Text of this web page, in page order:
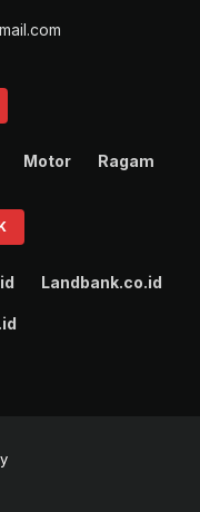
Motor Ragam
Landbank.co.id